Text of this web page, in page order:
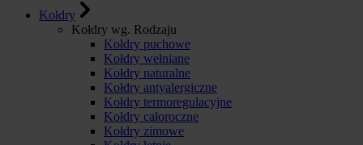
Kołdry
Kołdry wg. Rodzaju
Kołdry puchowe
Kołdry wełniane
Kołdry naturalne
Kołdry antyalergiczne
Kołdry termoregulacyjne
Kołdry całoroczne
Kołdry zimowe